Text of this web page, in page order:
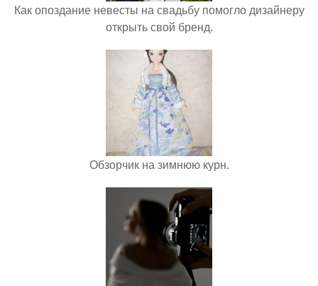
Как опоздание невесты на свадьбу помогло дизайнеру
открыть свой бренд.
Обзорчик на зимнюю курн.